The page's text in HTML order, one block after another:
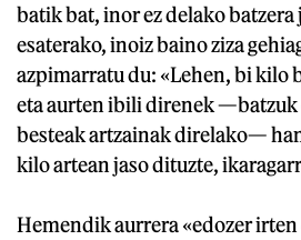
batik bat, inor ez delako batzera
esaterako, inoiz baino ziza
azpimarratu du: «Lehen, bi kilo
eta aurten ibili direnek —batzuk
besteak artzainak direlako—
kilo artean jaso dituzte,
Hemendik aurrera «edozer